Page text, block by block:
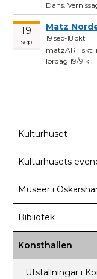
Dans.
19
sep
Matz
19 sep-18 okt
matzARTiskt:
lördag 19/9 kl.
Kulturhuset
Kulturhusets
Museer i
Bibliotek
Konsthallen
Utställningar i